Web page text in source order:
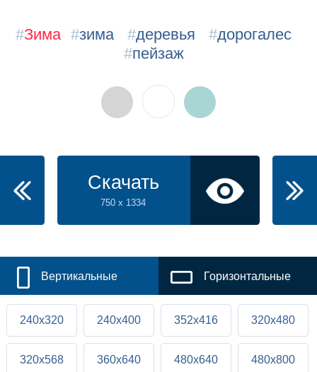
#Зима #зима #деревья #дорогалес
#пейзаж
Скачать
750 x 1334
Вертикальные Горизонтальные
240x320 240x400 352x416 320x480
320x568 360x640 480x640 480x800